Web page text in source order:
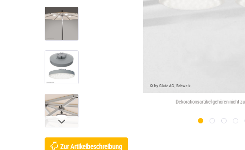
Dekorationsartikel gehören nicht
Zur Artikelbeschreibung